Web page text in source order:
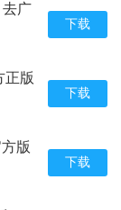
去广
下载
正版
下载
版
下载